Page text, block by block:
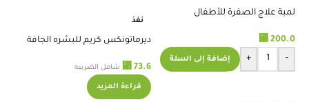
لمبة علاج الصفرة للأطفال
⃁ 200.0
-
+ إضافة إلى السلة
نفذ
ديرماتونكس كريم للبشره الجافة
⃁ 73.6 شامل الضريبه
قراءة المزيد